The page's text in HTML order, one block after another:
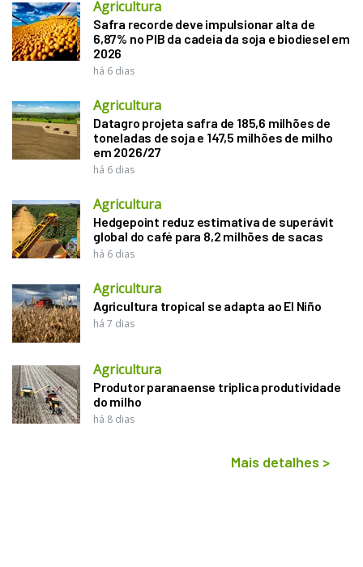
Agricultura
Safra recorde deve impulsionar alta de
6,87% no PIB da cadeia da soja e biodiesel em
2026
há 6 dias
Agricultura
Datagro projeta safra de 185,6 milhões de
toneladas de soja e 147,5 milhões de milho
em 2026/27
há 6 dias
Agricultura
Hedgepoint reduz estimativa de superávit
global do café para 8,2 milhões de sacas
há 6 dias
Agricultura
Agricultura tropical se adapta ao El Niño
há 7 dias
Agricultura
Produtor paranaense triplica produtividade
do milho
há 8 dias
Mais detalhes >